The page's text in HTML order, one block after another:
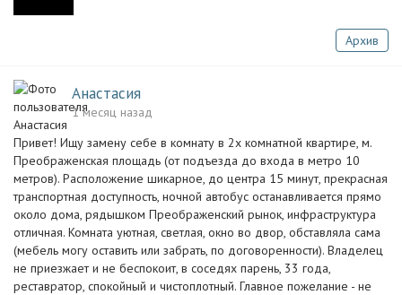
Архив
Анастасия
1 месяц назад
Привет! Ищу замену себе в комнату в 2х комнатной квартире, м.
Преображенская площадь (от подъезда до входа в метро 10
метров). Расположение шикарное, до центра 15 минут, прекрасная
транспортная доступность, ночной автобус останавливается прямо
около дома, рядышком Преображенский рынок, инфраструктура
отличная. Комната уютная, светлая, окно во двор, обставляла сама
(мебель могу оставить или забрать, по договоренности). Владелец
не приезжает и не беспокоит, в соседях парень, 33 года,
реставратор, спокойный и чистоплотный. Главное пожелание - не